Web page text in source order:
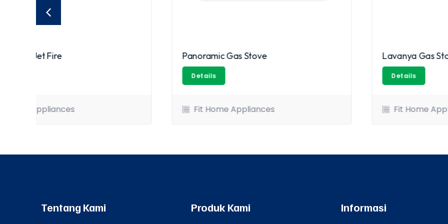
Panoramic Gas Stove
Fit Home Appliances
Lavanya Gas Stove 3 In 1
Fit Home Appliances
Tentang Kami Produk Kami Informasi